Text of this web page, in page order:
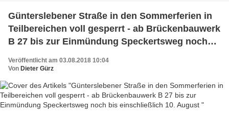
Günterslebener Straße in den Sommerferien in
Teilbereichen voll gesperrt - ab Brückenbauwerk
B 27 bis zur Einmündung Speckertsweg noch
Veröffentlicht am 03.08.2018 10:04
Von Dieter Gürz